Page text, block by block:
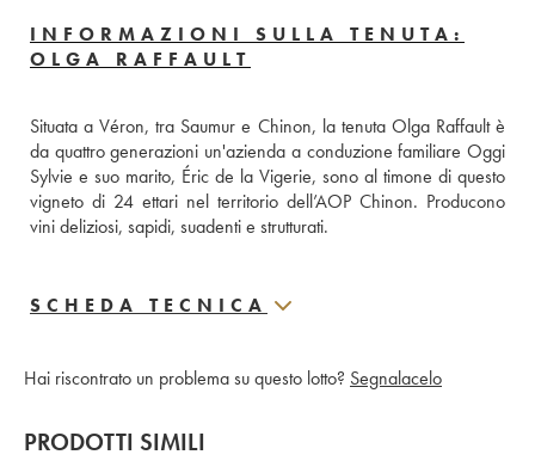
INFORMAZIONI SULLA TENUTA:
OLGA RAFFAULT
Situata a Véron, tra Saumur e Chinon, la tenuta Olga Raffault è
da quattro generazioni un'azienda a conduzione familiare Oggi
Sylvie e suo marito, Éric de la Vigerie, sono al timone di questo
vigneto di 24 ettari nel territorio dell’AOP Chinon. Producono
vini deliziosi, sapidi, suadenti e strutturati.
SCHEDA TECNICA
Hai riscontrato un problema su questo lotto? Segnalacelo
PRODOTTI SIMILI